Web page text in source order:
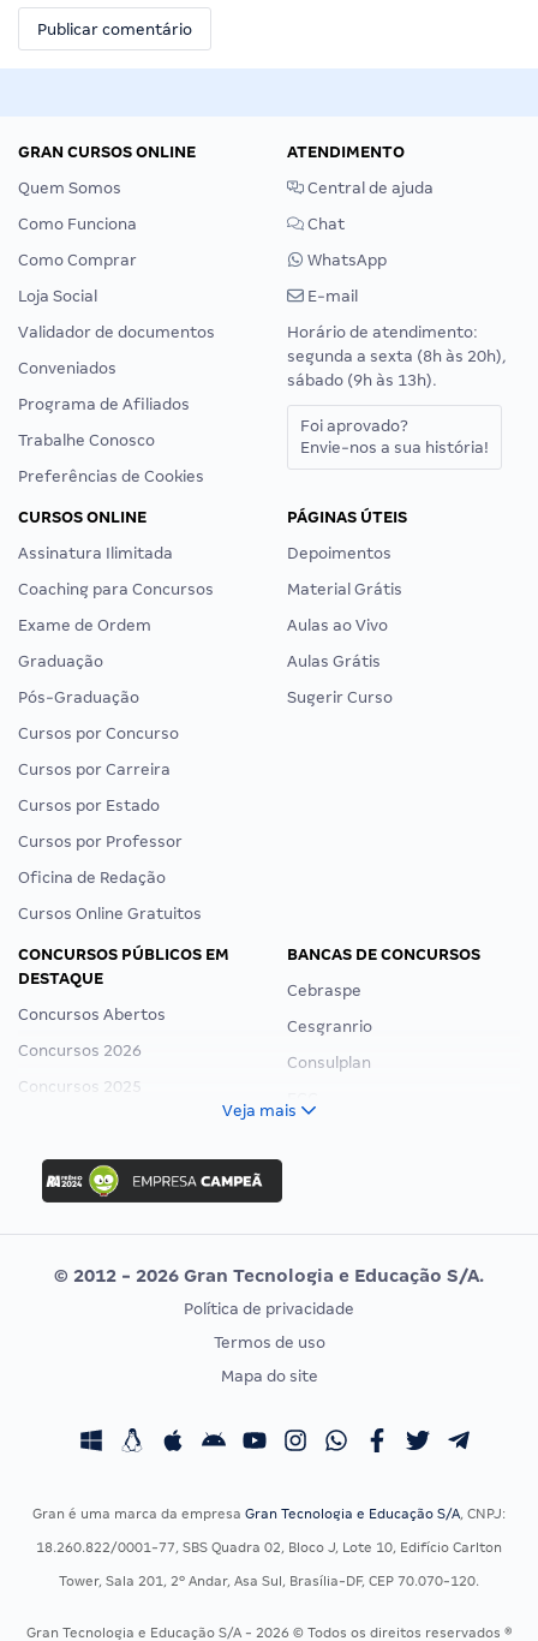
GRAN CURSOS ONLINE
Quem Somos
Como Funciona
Como Comprar
Loja Social
Validador de documentos
Conveniados
Programa de Afiliados
Trabalhe Conosco
Preferências de Cookies
ATENDIMENTO
Central de ajuda
Chat
WhatsApp
E-mail
Horário de atendimento:
segunda a sexta (8h às 20h),
sábado (9h às 13h).
Foi aprovado?
Envie-nos a sua história!
CURSOS ONLINE
Assinatura Ilimitada
Coaching para Concursos
Exame de Ordem
Graduação
Pós-Graduação
Cursos por Concurso
Cursos por Carreira
Cursos por Estado
Cursos por Professor
Oficina de Redação
Cursos Online Gratuitos
PÁGINAS ÚTEIS
Depoimentos
Material Grátis
Aulas ao Vivo
Aulas Grátis
Sugerir Curso
CONCURSOS PÚBLICOS EM
DESTAQUE
Concursos Abertos
Concursos 2026
Concursos 2025
Concurso Ibama
Concurso MPU
Editais publicados
BANCAS DE CONCURSOS
Cebraspe
Cesgranrio
Consulplan
Vunesp
CONCURSOS POR PROFISSÃO
Concursos Fiscais
Concursos Saúde
EXAME DE ORDEM
Calendário OAB
Veja mais
© 2012 - 2026 Gran Tecnologia e Educação S/A.
Política de privacidade
Termos de uso
Mapa do site
Gran é uma marca da empresa Gran Tecnologia e Educação S/A, CNPJ:
18.260.822/0001-77, SBS Quadra 02, Bloco J, Lote 10, Edifício Carlton
Tower, Sala 201, 2º Andar, Asa Sul, Brasília-DF, CEP 70.070-120.
Gran Tecnologia e Educação S/A - 2026 © Todos os direitos reservados ®